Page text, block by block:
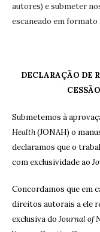
autores) e submeter
escaneado em formato
DECLARAÇÃO DE
Submetemos à
Health(JONAH) o
declaramos que o
com exclusividade ao
Concordamos que em
direitos autorais a ele
exclusiva do Journal of